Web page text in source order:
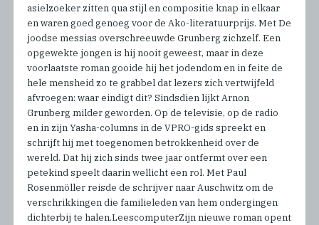
asielzoeker zitten qua stijl en compositie knap in elkaar
en waren goed genoeg voor de Ako-literatuurprijs. Met De
joodse messias overschreeuwde Grunberg zichzelf. Een
opgewekte jongen is hij nooit geweest, maar in deze
voorlaatste roman gooide hij het jodendom en in feite de
hele mensheid zo te grabbel dat lezers zich vertwijfeld
afvroegen: waar eindigt dit? Sindsdien lijkt Arnon
Grunberg milder geworden. Op de televisie, op de radio
en in zijn Yasha-columns in de VPRO-gids spreekt en
schrijft hij met toegenomen betrokkenheid over de
wereld. Dat hij zich sinds twee jaar ontfermt over een
petekind speelt daarin wellicht een rol. Met Paul
Rosenmöller reisde de schrijver naar Auschwitz om de
verschrikkingen die familieleden van hem ondergingen
dichterbij te halen.LeescomputerZijn nieuwe roman opent